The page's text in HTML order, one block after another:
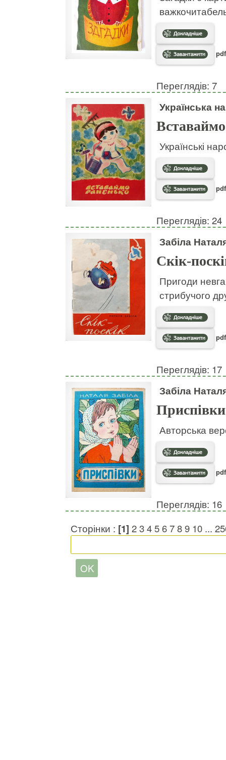
Переглядів: 7
Українська
Українські
Переглядів: 24
Забіла
Скік-
Пригоди
стрибучого
Переглядів: 17
Забіла
Приспівки
Авторська
Переглядів: 16
Сторінки : [1] 23456789 10 ...